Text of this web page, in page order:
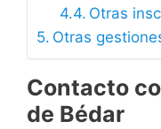
Otras
Otras
Contacto
de Bédar